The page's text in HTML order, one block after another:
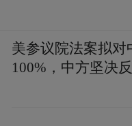
美参议院法案拟对
100%，中方坚决